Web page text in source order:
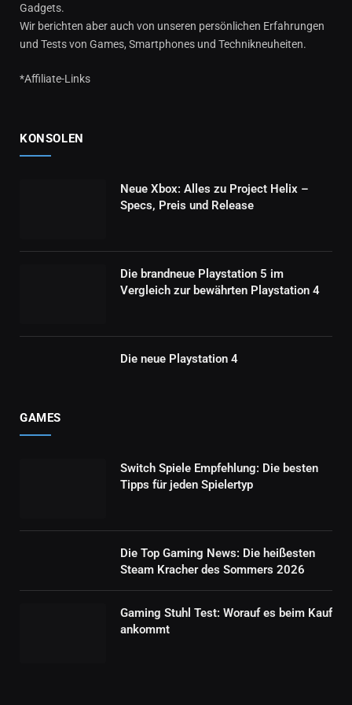
Gadgets.
Wir berichten aber auch von unseren persönlichen Erfahrungen
und Tests von Games, Smartphones und Technikneuheiten.
*Affiliate-Links
KONSOLEN
Neue Xbox: Alles zu Project Helix –
Specs, Preis und Release
Die brandneue Playstation 5 im
Vergleich zur bewährten Playstation 4
Die neue Playstation 4
GAMES
Switch Spiele Empfehlung: Die besten
Tipps für jeden Spielertyp
Die Top Gaming News: Die heißesten
Steam Kracher des Sommers 2026
Gaming Stuhl Test: Worauf es beim Kauf
ankommt